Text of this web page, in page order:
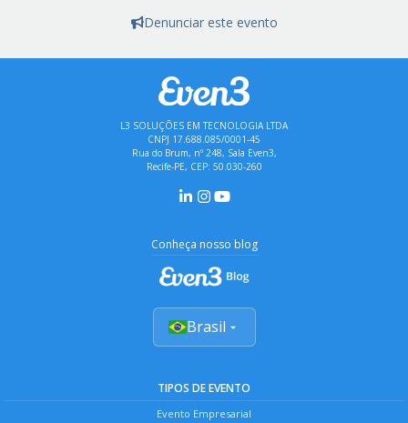
Denunciar este evento
L3 SOLUÇÕES EM TECNOLOGIA LTDA
CNPJ 17.688.085/0001-45
Rua do Brum, nº 248, Sala Even3,
Recife-PE, CEP: 50.030-260
Conheça nosso blog
Brasil
TIPOS DE EVENTO
Evento Empresarial